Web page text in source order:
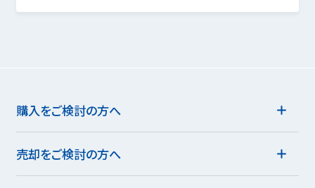
購入をご検討の方へ
売却をご検討の方へ